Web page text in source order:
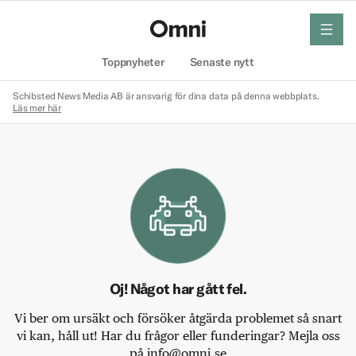
Toppnyheter Senaste nytt
meny
Schibsted News Media AB är ansvarig för dina data på denna webbplats.
Läs mer här
Oj! Något har gått fel.
Vi ber om ursäkt och försöker åtgärda problemet så snart
vi kan, håll ut! Har du frågor eller funderingar? Mejla oss